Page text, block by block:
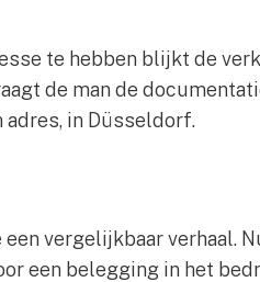
te hebben blijkt de
de man de
adres, in Düsseldorf.
een vergelijkbaar verhaal.
een belegging in het